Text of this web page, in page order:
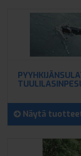
Näytä